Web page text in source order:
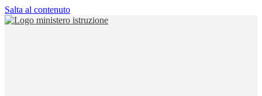
Salta al contenuto